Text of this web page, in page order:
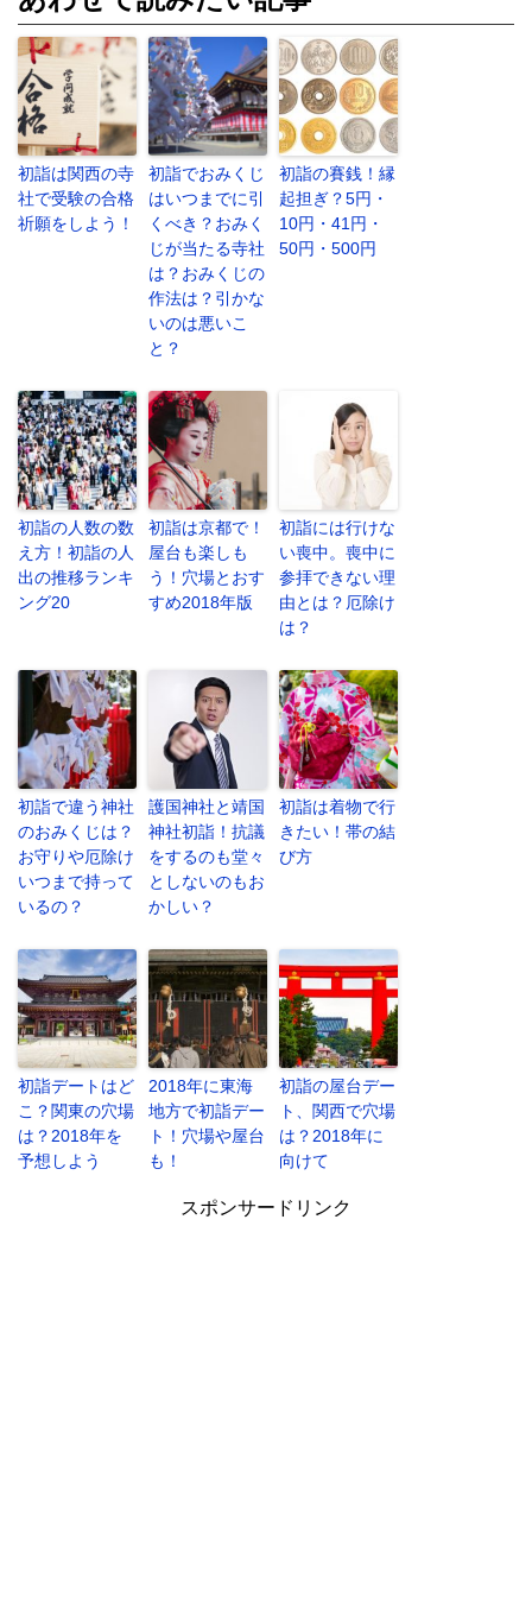
初詣は関西の寺
社で受験の合格
祈願をしよう！
初詣でおみくじ
はいつまでに引
くべき？おみく
じが当たる寺社
は？おみくじの
作法は？引かな
いのは悪いこ
と？
初詣の賽銭！縁
起担ぎ？5円・
10円・41円・
50円・500円
初詣の人数の数
え方！初詣の人
出の推移ランキ
ング20
初詣は京都で！
屋台も楽しも
う！穴場とおす
すめ2018年版
初詣には行けな
い喪中。喪中に
参拝できない理
由とは？厄除け
は？
初詣で違う神社
のおみくじは？
お守りや厄除け
いつまで持って
いるの？
護国神社と靖国
神社初詣！抗議
をするのも堂々
としないのもお
かしい？
初詣は着物で行
きたい！帯の結
び方
初詣デートはど
こ？関東の穴場
は？2018年を
予想しよう
2018年に東海
地方で初詣デー
ト！穴場や屋台
も！
初詣の屋台デー
ト、関西で穴場
は？2018年に
向けて
スポンサードリンク